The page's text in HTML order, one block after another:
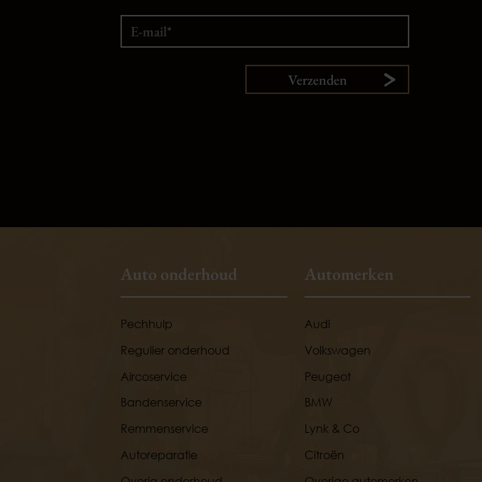
Verzenden
Auto onderhoud
Pechhulp
Regulier onderhoud
Aircoservice
Bandenservice
Remmenservice
Autoreparatie
Automerken
Audi
Volkswagen
Peugeot
BMW
Lynk & Co
Citroën